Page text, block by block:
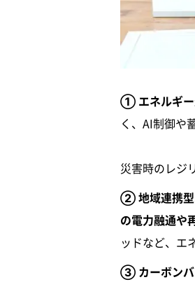
① エネルギ
く、AI制御や
災害時のレジ
② 地域連携
の電力融通や
ッドなど、エ
③ カーボン